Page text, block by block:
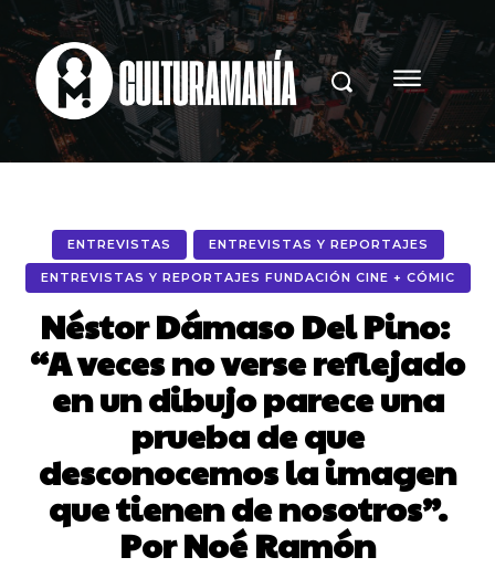
ENTREVISTAS ENTREVISTAS Y REPORTAJES
ENTREVISTAS Y REPORTAJES FUNDACIÓN CINE + CÓMIC
Néstor Dámaso Del Pino:
“A veces no verse reflejado
en un dibujo parece una
prueba de que
desconocemos la imagen
que tienen de nosotros”.
Por Noé Ramón